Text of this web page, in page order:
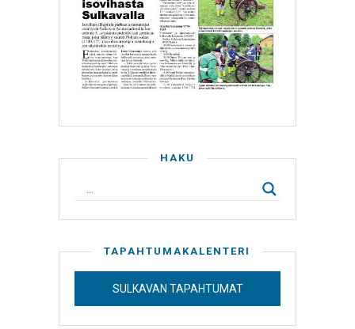
HAKU
TAPAHTUMAKALENTERI
SULKAVAN TAPAHTUMAT